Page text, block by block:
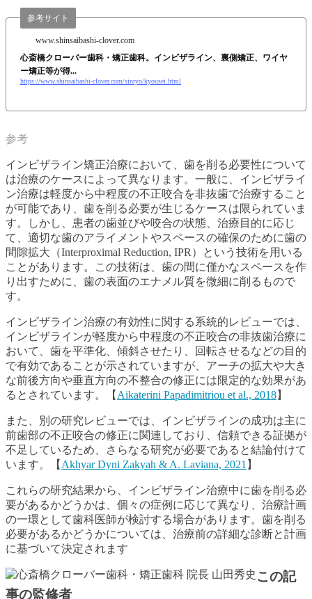
www.shinsaibashi-clover.com
参考サイト
心斎橋クローバー歯科・矯正歯科。インビザライン、裏側矯正、ワイヤ
ー矯正等が得...
https://www.shinsaibashi-clover.com/sinryo/kyousei.html
インビザライン矯正治療において、歯を削る必要性について
は治療のケースによって異なります。一般に、インビザライ
ン治療は軽度から中程度の不正咬合を非抜歯で治療すること
が可能であり、歯を削る必要が生じるケースは限られていま
す。しかし、患者の歯並びや咬合の状態、治療目的に応じ
て、適切な歯のアライメントやスペースの確保のために歯の
間隙拡大（Interproximal Reduction, IPR）という技術を用いる
ことがあります。この技術は、歯の間に僅かなスペースを作
り出すために、歯の表面のエナメル質を微細に削るもので
す。
インビザライン治療の有効性に関する系統的レビューでは、
インビザラインが軽度から中程度の不正咬合の非抜歯治療に
おいて、歯を平準化、傾斜させたり、回転させるなどの目的
で有効であることが示されていますが、アーチの拡大や大き
な前後方向や垂直方向の不整合の修正には限定的な効果があ
るとされています。【 Aikaterini Papadimitriou et al., 2018】
また、別の研究レビューでは、インビザラインの成功は主に
前歯部の不正咬合の修正に関連しており、信頼できる証拠が
不足しているため、さらなる研究が必要であると結論付けて
います。【 Akhyar Dyni Zakyah & A. Laviana, 2021 】
これらの研究結果から、インビザライン治療中に歯を削る必
要があるかどうかは、個々の症例に応じて異なり、治療計画
の一環として歯科医師が検討する場合があります。歯を削る
必要があるかどうかについては、治療前の詳細な診断と計画
に基づいて決定されます
この記
事の監修者